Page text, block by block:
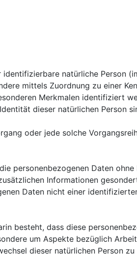
natürliche Person
mittels Zuordnung zu einer
Merkmalen identifiziert
dieser natürlichen Person
oder jede solche
personenbezogenen Daten
Informationen
Daten nicht einer
besteht, dass diese
um Aspekte bezüglich
dieser natürlichen Person